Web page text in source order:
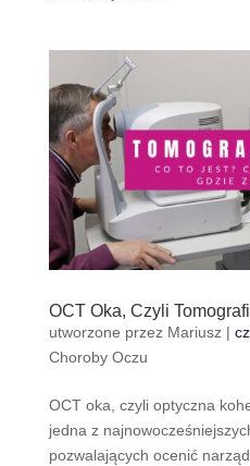
OCT Oka, Czyli
utworzone przez Mariusz|
Choroby Oczu
OCT oka, czyli optyczna
jedna z
pozwalających ocenić